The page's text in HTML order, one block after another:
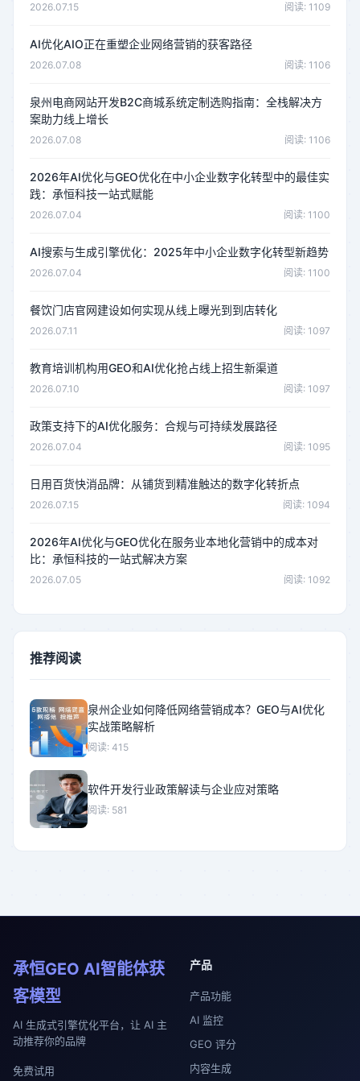
2026.07.15 阅读: 1109
AI优化AIO正在重塑企业网络营销的获客路径
2026.07.08 阅读: 1106
泉州电商网站开发B2C商城系统定制选购指南：全栈解决方
案助力线上增长
2026.07.08 阅读: 1106
2026年AI优化与GEO优化在中小企业数字化转型中的最佳实
践：承恒科技一站式赋能
2026.07.04 阅读: 1100
AI搜索与生成引擎优化：2025年中小企业数字化转型新趋势
2026.07.04 阅读: 1100
餐饮门店官网建设如何实现从线上曝光到到店转化
2026.07.11 阅读: 1097
教育培训机构用GEO和AI优化抢占线上招生新渠道
2026.07.10 阅读: 1097
政策支持下的AI优化服务：合规与可持续发展路径
2026.07.04 阅读: 1095
日用百货快消品牌：从铺货到精准触达的数字化转折点
2026.07.15 阅读: 1094
2026年AI优化与GEO优化在服务业本地化营销中的成本对
比：承恒科技的一站式解决方案
2026.07.05 阅读: 1092
推荐阅读
泉州企业如何降低网络营销成本？GEO与AI优化
实战策略解析
阅读: 415
软件开发行业政策解读与企业应对策略
阅读: 581
承恒GEO AI智能体获
客模型
AI 生成式引擎优化平台，让 AI 主
动推荐你的品牌
免费试用
产品
产品功能
AI 监控
GEO 评分
内容生成